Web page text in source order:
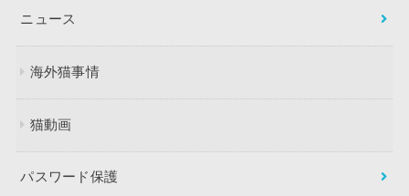
ニュース
海外猫事情
猫動画
パスワード保護